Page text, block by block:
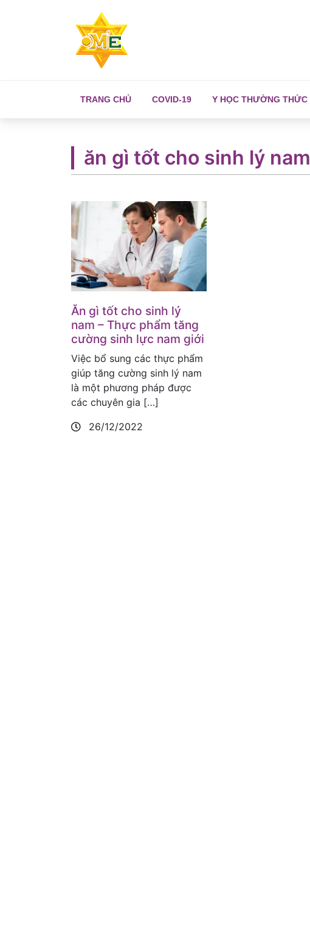
TRANG CHỦ COVID-19 Y HỌC THƯỜNG THỨC
ăn gì tốt cho sinh lý nam
Ăn gì tốt cho sinh lý
nam – Thực phẩm tăng
cường sinh lực nam giới
Việc bổ sung các thực phẩm
giúp tăng cường sinh lý nam
là một phương pháp được
các chuyên gia […]
26/12/2022